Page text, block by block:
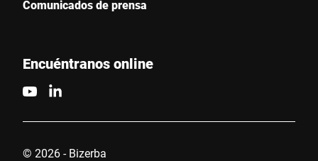
Comunicados de prensa
Encuéntranos online
© 2026 - Bizerba